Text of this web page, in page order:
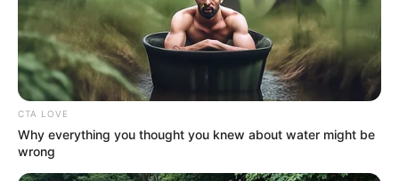
(foto: instagram/citraciki)
CTA LOVE
Why everything you thought you knew about water might be
wrong